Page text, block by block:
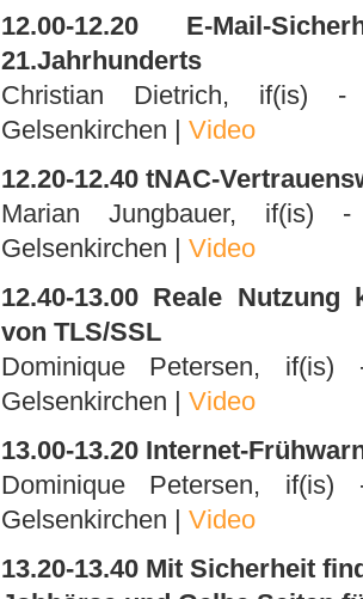
12.00-12.20 E-Mail-
21.Jahrhunderts
Christian Dietrich, if(is) -
Gelsenkirchen | Video
12.20-12.40 tNAC-
Marian Jungbauer, if(is)
Gelsenkirchen | Video
12.40-13.00 Reale
von TLS/SSL
Dominique Petersen,
Gelsenkirchen | Video
13.00-13.20 Internet-
Dominique Petersen,
Gelsenkirchen | Video
13.20-13.40 Mit Sicherheit